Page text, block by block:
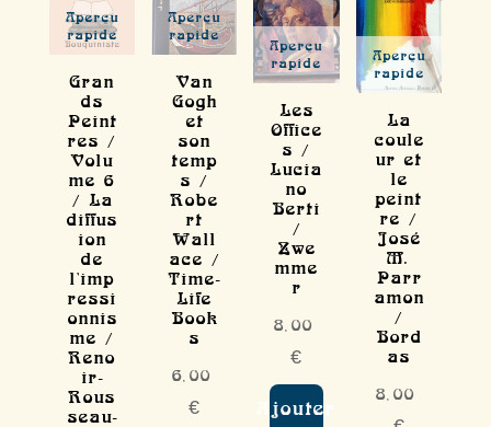
Aperçu
rapide
Gran
ds
Peint
res /
Volu
me 6
/ La
diffus
ion
de
l'imp
ressi
onnis
me /
Reno
ir-
Rous
seau-
Aperçu
rapide
Van
Gogh
et
son
temp
s /
Robe
rt
Wall
ace /
Time-
Life
Book
s
6,00
€
Aperçu
rapide
Les
Office
s /
Lucia
no
Berti
/
Zwe
mme
r
8,00
€
Ajouter
Aperçu
rapide
La
coule
ur et
le
peint
re /
José
M.
Parr
amon
/
Bord
as
8,00